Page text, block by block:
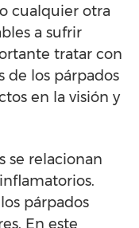
cualquier otra
a sufrir
tratar con
de los párpados
en la visión y
se relacionan
párpados
En este